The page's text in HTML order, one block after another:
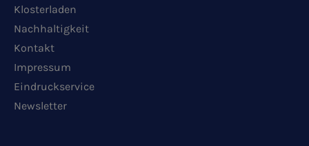
Klosterladen
Nachhaltigkeit
Kontakt
Impressum
Eindruckservice
Newsletter